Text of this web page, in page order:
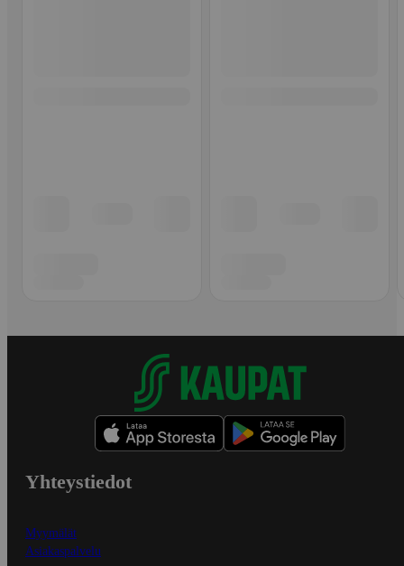
Yhteystiedot
Myymälät
Asiakaspalvelu